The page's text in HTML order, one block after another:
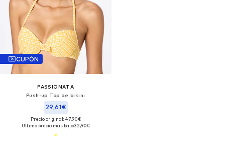
CUPÓN
PASSIONATA
Push-up Top de bikini
29,61€
Precio original: 47,90€
Último precio más bajo:32,90€